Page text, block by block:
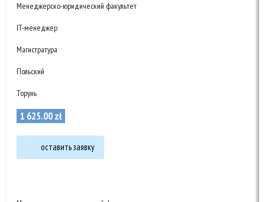
Менеджерско-юридический факультет
IT-менеджер
Магистратура
Польский
Торунь
1 625.00zł
оставить заявку